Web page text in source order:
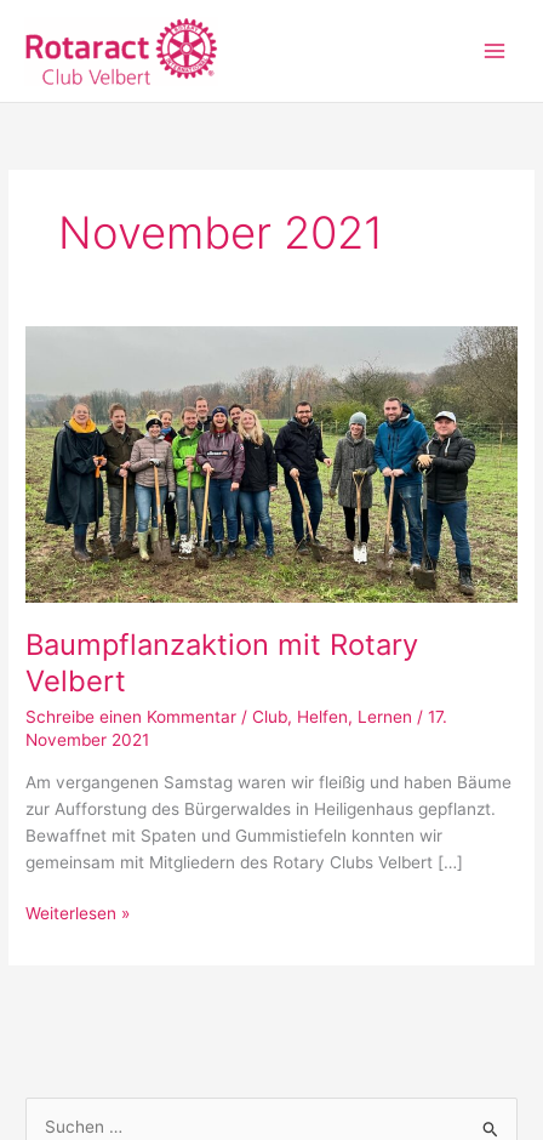
Inhalt
springen
November 2021
Baumpflanzaktion mit Rotary
Velbert
Schreibe einen Kommentar /Club, Helfen, Lernen /17.
November 2021
Am vergangenen Samstag waren wir fleißig und haben Bäume
zur Aufforstung des Bürgerwaldes in Heiligenhaus gepflanzt.
Bewaffnet mit Spaten und Gummistiefeln konnten wir
gemeinsam mit Mitgliedern des Rotary Clubs Velbert […]
Rotary
Velbert
Weiterlesen »